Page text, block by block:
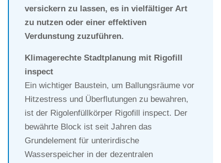
versickern zu lassen, es in vielfältiger Art
zu nutzen oder einer effektiven
Verdunstung zuzuführen.
Klimagerechte Stadtplanung mit Rigofill
inspect
Ein wichtiger Baustein, um Ballungsräume vor
Hitzestress und Überflutungen zu bewahren,
ist der Rigolenfüllkörper Rigofill inspect. Der
bewährte Block ist seit Jahren das
Grundelement für unterirdische
Wasserspeicher in der dezentralen